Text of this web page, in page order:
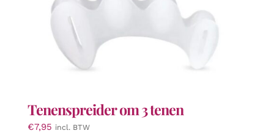
Tenenspreider om 3 tenen
€7,95 incl. BTW